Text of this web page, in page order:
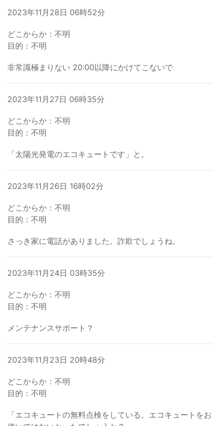
2023年11月28日 06時52分
どこからか：不明
目的：不明
非常識極まりない 20:00以降にかけてこないで
2023年11月27日 06時35分
どこからか：不明
目的：不明
「太陽光発電のエコキュートです」と。
2023年11月26日 16時02分
どこからか：不明
目的：不明
さっき家に電話がありました。詐欺でしょうね。
2023年11月24日 03時35分
どこからか：不明
目的：不明
メンテナンスサポート？
2023年11月23日 20時48分
どこからか：不明
目的：不明
「エコキュートの無料点検をしている。エコキュートをお